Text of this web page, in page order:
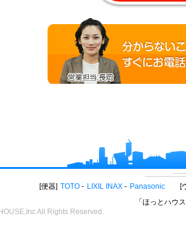
便器 TOTO LIXIL INAX Panasonic
「ほっとハウ
All Rights Reserved.